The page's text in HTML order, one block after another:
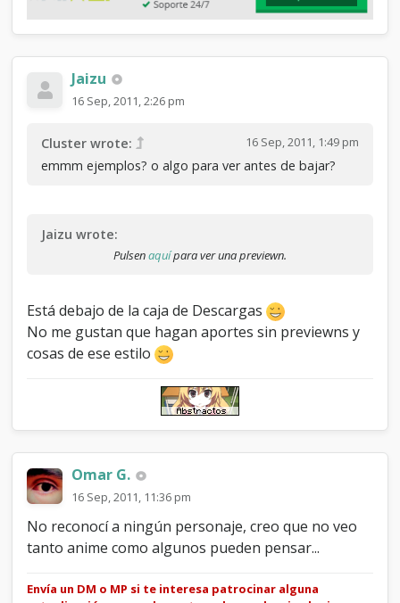
Jaizu
16 Sep, 2011, 2:26 pm
16 Sep, 2011, 1:49 pm
Cluster wrote:
emmm ejemplos? o algo para ver antes de bajar?
Jaizu wrote:
Pulsenaquípara ver una previewn.
Está debajo de la caja de Descargas
No me gustan que hagan aportes sin previewns y
cosas de ese estilo
Omar G.
16 Sep, 2011, 11:36 pm
No reconocí a ningún personaje, creo que no veo
tanto anime como algunos pueden pensar...
Envía un DM o MP si te interesa patrocinar alguna